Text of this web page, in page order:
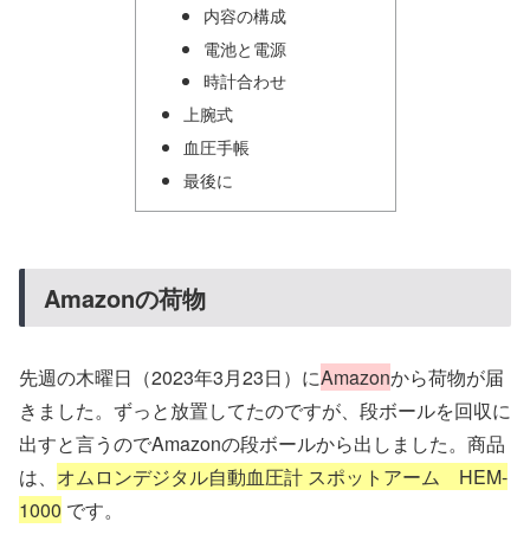
内容の構成
電池と電源
時計合わせ
上腕式
血圧手帳
最後に
Amazonの荷物
先週の木曜日（2023年3月23日）にAmazonから荷物が届
きました。ずっと放置してたのですが、段ボールを回収に
出すと言うのでAmazonの段ボールから出しました。商品
は、 オムロンデジタル自動血圧計 スポットアーム HEM-
1000 です。